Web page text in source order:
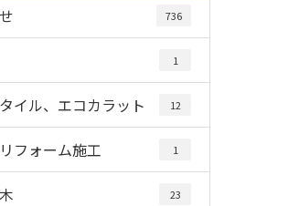
736
1
イル、エコカラット 12
フォーム施工 1
23